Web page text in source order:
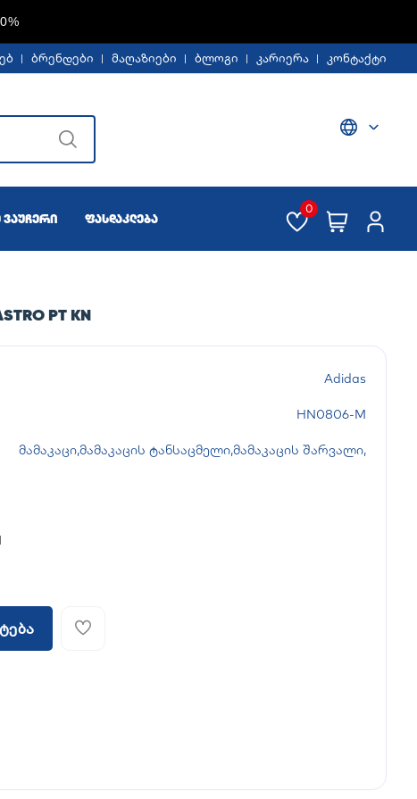
ბრენდები მაღაზიები ბლოგი კარიერა კონტაქტი
ვაუჩერი ფასდაკლება
0
PT KN
Adidas
HN0806-M
მამაკაცი,მამაკაცის ტანსაცმელი,მამაკაცის შარვალი,